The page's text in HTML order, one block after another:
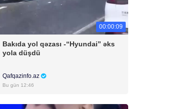
00:00:09
Bakıda yol qəzası -“Hyundai” əks
yola düşdü
Qafqazinfo.az
Bu gün 12:46